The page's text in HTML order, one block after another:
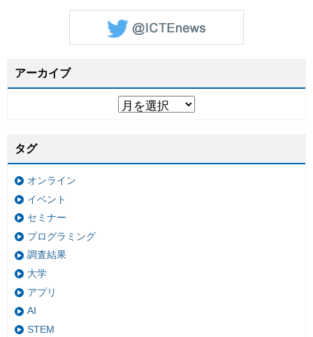
アーカイブ
タグ
オンライン
イベント
セミナー
プログラミング
調査結果
大学
アプリ
AI
STEM